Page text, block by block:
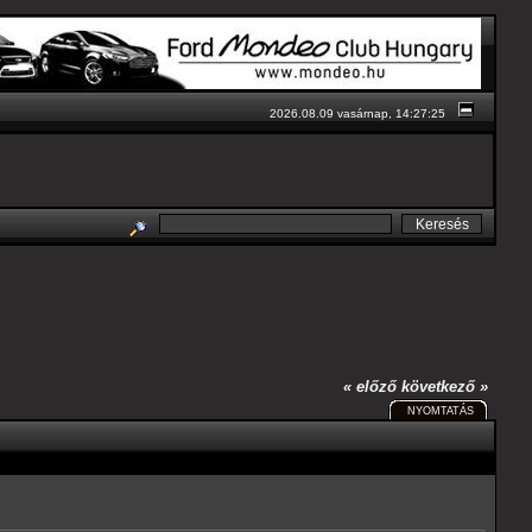
2026.08.09 vasárnap, 14:27:25
« előző következő »
NYOMTATÁS